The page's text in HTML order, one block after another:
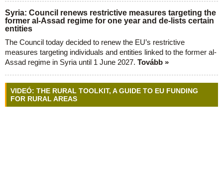
Syria: Council renews restrictive measures targeting the
former al-Assad regime for one year and de-lists certain
entities
The Council today decided to renew the EU’s restrictive
measures targeting individuals and entities linked to the former al-
Assad regime in Syria until 1 June 2027. Tovább »
VIDEÓ: THE RURAL TOOLKIT, A GUIDE TO EU FUNDING
FOR RURAL AREAS